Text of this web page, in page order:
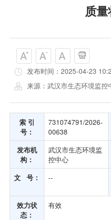
质
发布时间：2025-04-23
来源：武汉市生态环境监控
索 引
号：
731074791/2026-
00638
发布机
构：
武汉市生态环境监
控中心
文 号：
--
效力状
态：
有效